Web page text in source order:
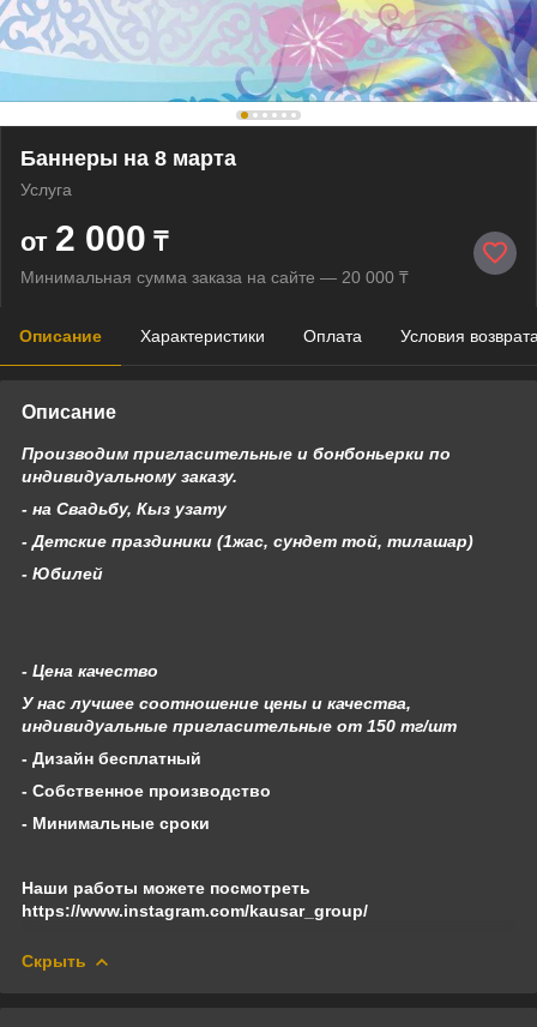
Баннеры на 8 марта
Услуга
от 2 000 ₸
Минимальная сумма заказа на сайте — 20 000 ₸
Описание Характеристики Оплата Условия
Описание
Производим пригласительные и бонбоньерки по
индивидуальному заказу.
- на Свадьбу, Кыз узату
- Детские праздиники (1жас, сундет той, тилашар)
- Юбилей
- Цена качество
У нас лучшее соотношение цены и качества,
индивидуальные пригласительные от 150 тг/шт
- Дизайн бесплатный
- Собственное производство
- Минимальные сроки
Наши работы можете посмотреть
https://www.instagram.com/kausar_group/
Скрыть